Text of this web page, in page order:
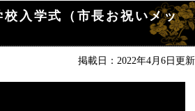
校入学式（市長お祝いメッ
掲載日：2022年4月6日更新